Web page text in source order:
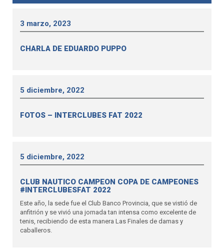
3 marzo, 2023
CHARLA DE EDUARDO PUPPO
5 diciembre, 2022
FOTOS – INTERCLUBES FAT 2022
5 diciembre, 2022
CLUB NAUTICO CAMPEON COPA DE CAMPEONES
#INTERCLUBESFAT 2022
Este año, la sede fue el Club Banco Provincia, que se vistió de
anfitrión y se vivió una jornada tan intensa como excelente de
tenis, recibiendo de esta manera Las Finales de damas y
caballeros.